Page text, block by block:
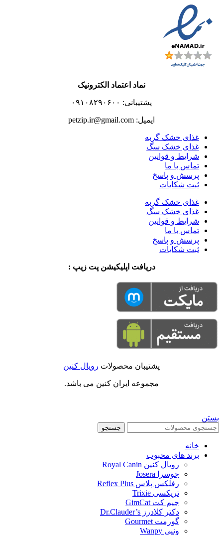
نماد اعتماد الکترونیک
پشتیبانی: ۰۹۱۰۸۲۹۰۶۰۰
ایمیل: petzip.ir@gmail.com
غذای خشک گربه
غذای خشک سگ
شرایط و قوانین
تماس با ما
پرسش و پاسخ
ثبت شکایات
غذای خشک گربه
غذای خشک سگ
شرایط و قوانین
تماس با ما
پرسش و پاسخ
ثبت شکایات
دریافت اپلیکیشن پت زیپ :
پشتیبان محصولات رویال کنین
مجموعه ایران کنین می باشد.
بستن
جستجو
خانه
برند های محبوب
رویال کنین Royal Canin
جوسرا Josera
رفلکس پلاس Reflex Plus
تریکسی Trixie
جیم کت GimCat
دکتر کلادرز Dr.Clauder’s
گورمت Gourmet
ونپی Wanpy